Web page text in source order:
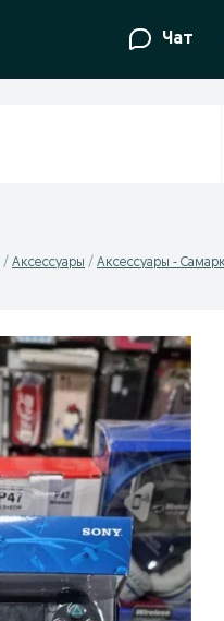
Чат
Аксессуары Аксессуары -